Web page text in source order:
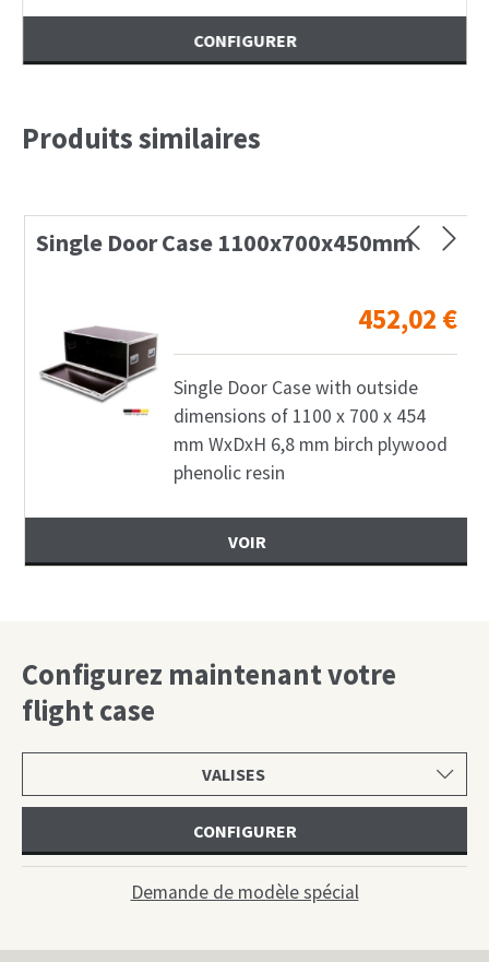
CONFIGURER
Produits similaires
Single Door Case 1100x700x450mm
452,02 €
Single Door Case with outside
dimensions of 1100 x 700 x 454
mm WxDxH 6,8 mm birch plywood
phenolic resin
VOIR
Configurez maintenant votre
flight case
une
CONFIGURER
Demande de modèle spécial